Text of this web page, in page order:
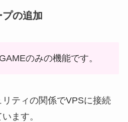
の追加
のみの機能です。
ティの関係でVPSに接続
ます。